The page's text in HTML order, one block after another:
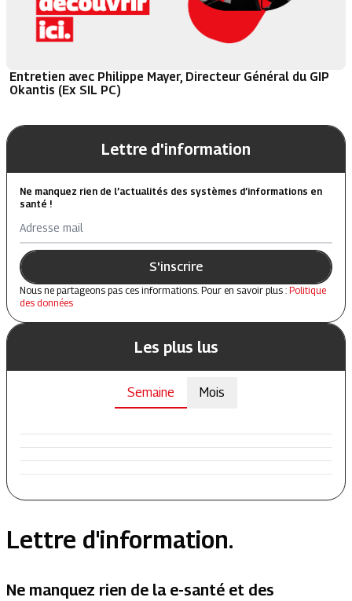
Entretien avec Philippe Mayer, Directeur Général du GIP
Okantis (Ex SIL PC)
Lettre d'information
Ne manquez rien de l’actualités des systèmes d’informations en
santé !
Adresse mail
S'inscrire
Nous ne partageons pas ces informations. Pour en savoir plus : Politique
des données
Les plus lus
Semaine Mois
Lettre d'information.
Ne manquez rien de la e-santé et des